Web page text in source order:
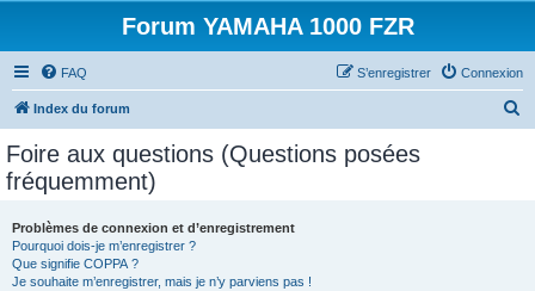
Forum YAMAHA 1000 FZR
FAQ Connexion
S’enregistrer
Index du forum
Foire aux questions (Questions posées
fréquemment)
Problèmes de connexion et d’enregistrement
Pourquoi dois-je m’enregistrer ?
Que signifie COPPA ?
Je souhaite m’enregistrer, mais je n’y parviens pas !